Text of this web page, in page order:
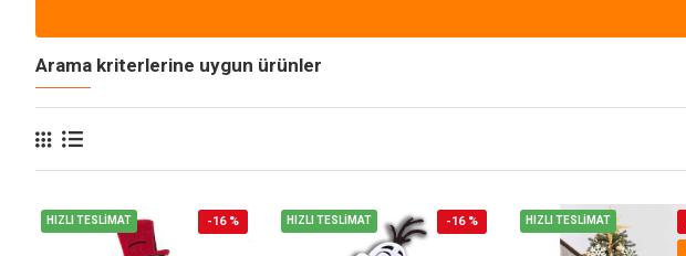
Arama kriterlerine uygun ürünler
HIZLI TESLİMAT -16 % HIZLI TESLİMAT -16 % HIZLI TESLİMAT